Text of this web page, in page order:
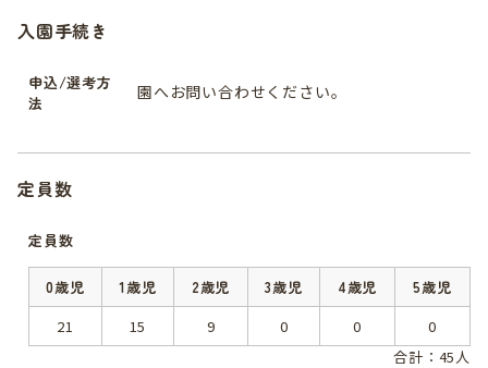
入園手続き
申込/選考方
法
園へお問い合わせください。
定員数
定員数
0歳児 1歳児 2歳児 3歳児 4歳児
5歳児
21
15 9 0 0
0
合計：45人